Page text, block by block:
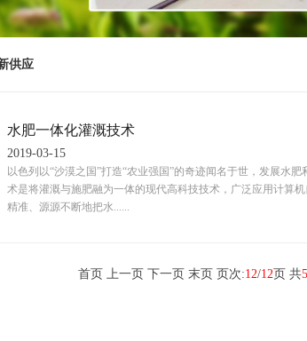
供应
水肥一体化灌溉技术
2019-03-15
以色列以“沙漠之国”打造“农业强国”的奇迹闻名于世，发展水
术是将灌溉与施肥融为一体的现代高科技技术，广泛应用计算
精准、源源不断地把水......
首页 上一页 下一页 末页 页次:12/12页 共